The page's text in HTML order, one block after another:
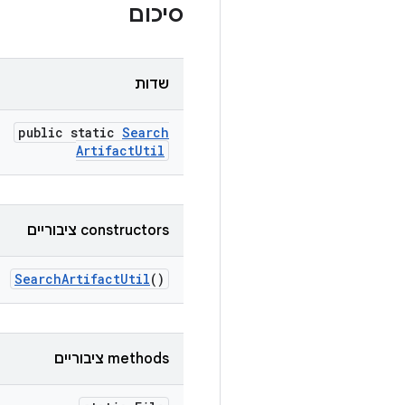
סיכום
שדות
public static Search
ArtifactUtil
‫constructors ציבוריים
SearchArtifactUtil()
‫methods ציבוריים